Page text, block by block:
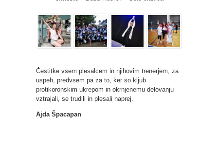
Čestitke vsem plesalcem in njihovim trenerjem, za
uspeh, predvsem pa za to, ker so kljub
protikoronskim ukrepom in okrnjenemu delovanju
vztrajali, se trudili in plesali naprej.
Ajda Špacapan